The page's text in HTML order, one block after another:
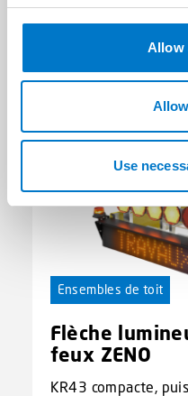
Allow
Use
Produits
Ensembles de toit
Flèche
feux ZENO
KR43 compacte,